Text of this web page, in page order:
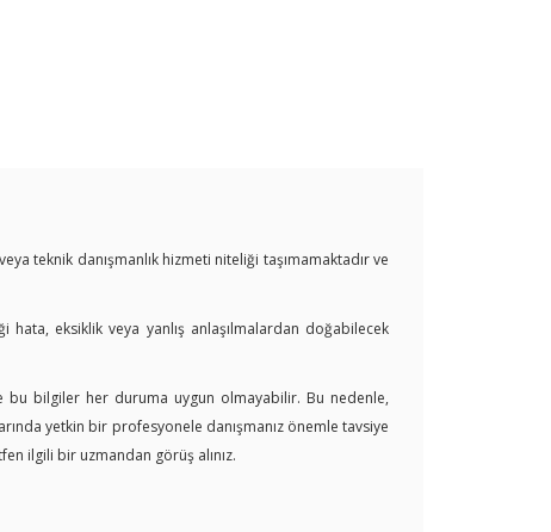
teknik danışmanlık hizmeti niteliği taşımamaktadır ve
eksiklik veya yanlış anlaşılmalardan doğabilecek
bu bilgiler her duruma uygun olmayabilir. Bu nedenle,
yetkin bir profesyonele danışmanız önemle tavsiye
ilgili bir uzmandan görüş alınız.